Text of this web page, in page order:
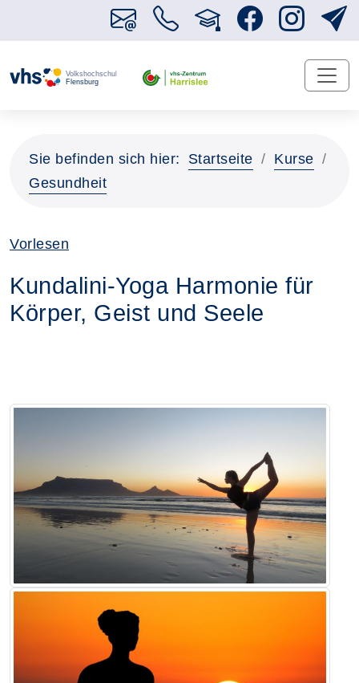
Sie befinden sich hier: Startseite
Kurse
Gesundheit
Vorlesen
Kundalini-Yoga Harmonie für
Körper, Geist und Seele